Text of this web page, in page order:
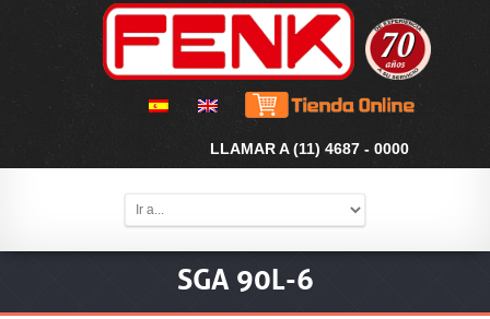
LLAMAR A (11) 4687 - 0000
SGA 90L-6